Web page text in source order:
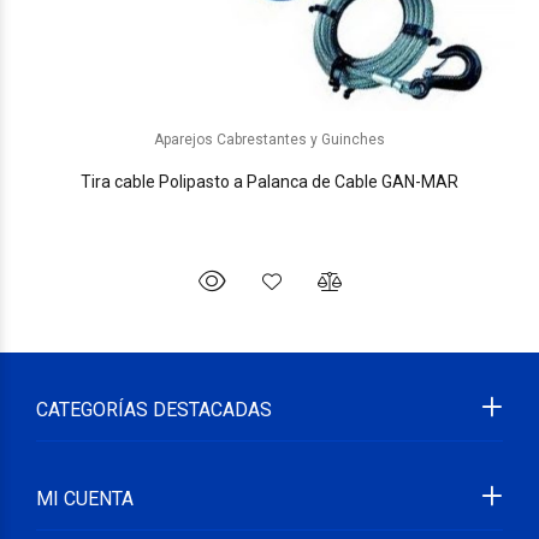
Aparejos Cabrestantes y Guinches
Tira cable Polipasto a Palanca de Cable GAN-MAR
CATEGORÍAS DESTACADAS
MI CUENTA